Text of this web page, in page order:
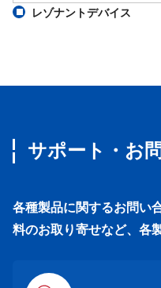
レゾナントデバイス
サポート・お
各種製品に関するお問い
料のお取り寄せなど、各